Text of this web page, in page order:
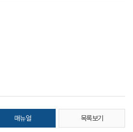
매뉴얼 목록보기